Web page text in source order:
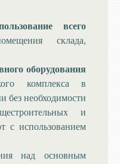
всего
склада,
оборудования
комплекса в
без необходимости
и
с использованием
над основным